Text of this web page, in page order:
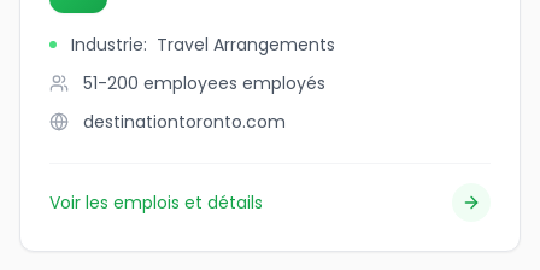
Industrie: Travel Arrangements
51-200 employees employés
destinationtoronto.com
Voir les emplois et détails